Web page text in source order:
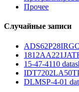
Прочее
Случайные записи
15-47-4110
DLMSP-4-01